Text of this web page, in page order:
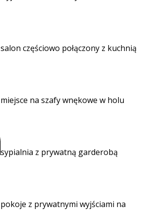
salon częściowo połączony z kuchnią
miejsce na szafy wnękowe w holu
sypialnia z prywatną garderobą
pokoje z prywatnymi wyjściami na